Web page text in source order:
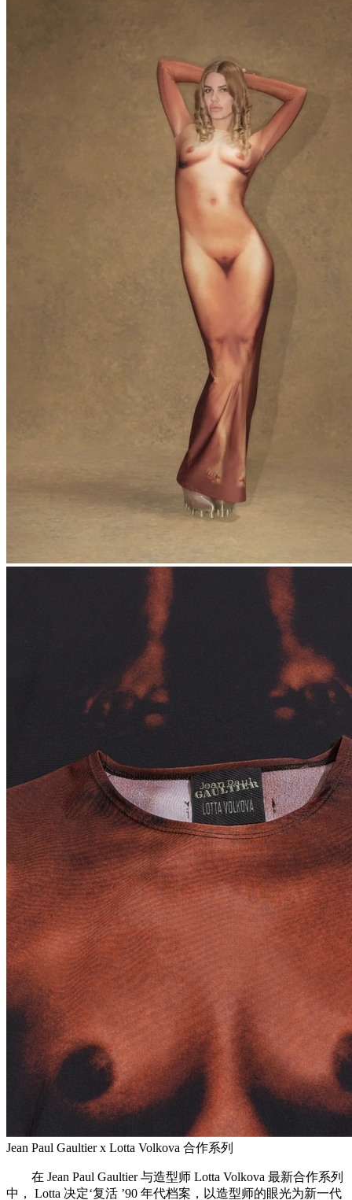
Jean Paul Gaultier x Lotta Volkova 合作系列
在 Jean Paul Gaultier 与造型师 Lotta Volkova 最新合作系列
中， Lotta 决定‘复活 ’90 年代档案，以造型师的眼光为新一代